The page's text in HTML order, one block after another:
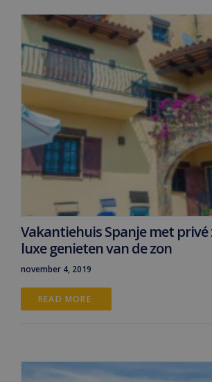
Vakantiehuis Spanje met privé
luxe genieten van de zon
november 4, 2019
READ MORE